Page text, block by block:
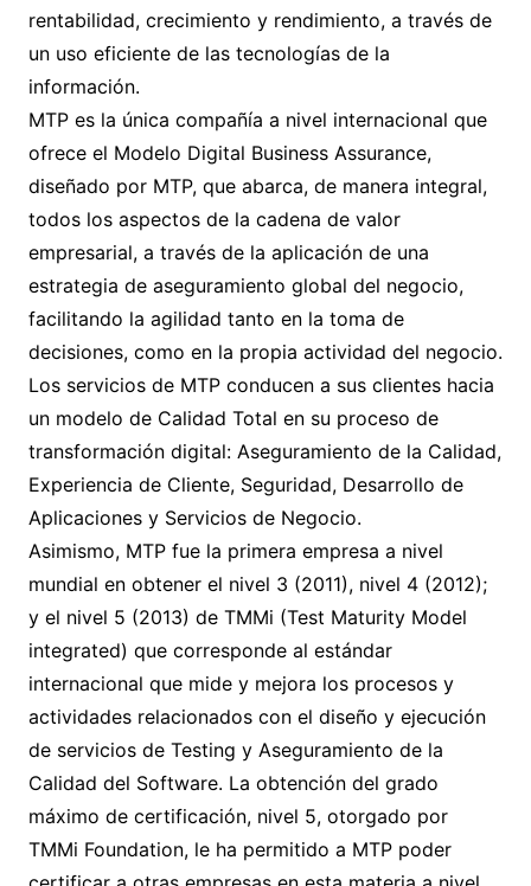
rentabilidad, crecimiento y rendimiento, a través de
un uso eficiente de las tecnologías de la
información.
MTP es la única compañía a nivel internacional que
ofrece el Modelo Digital Business Assurance,
diseñado por MTP, que abarca, de manera integral,
todos los aspectos de la cadena de valor
empresarial, a través de la aplicación de una
estrategia de aseguramiento global del negocio,
facilitando la agilidad tanto en la toma de
decisiones, como en la propia actividad del negocio.
Los servicios de MTP conducen a sus clientes hacia
un modelo de Calidad Total en su proceso de
transformación digital: Aseguramiento de la Calidad,
Experiencia de Cliente, Seguridad, Desarrollo de
Aplicaciones y Servicios de Negocio.
Asimismo, MTP fue la primera empresa a nivel
mundial en obtener el nivel 3 (2011), nivel 4 (2012);
y el nivel 5 (2013) de TMMi (Test Maturity Model
integrated) que corresponde al estándar
internacional que mide y mejora los procesos y
actividades relacionados con el diseño y ejecución
de servicios de Testing y Aseguramiento de la
Calidad del Software. La obtención del grado
máximo de certificación, nivel 5, otorgado por
TMMi Foundation, le ha permitido a MTP poder